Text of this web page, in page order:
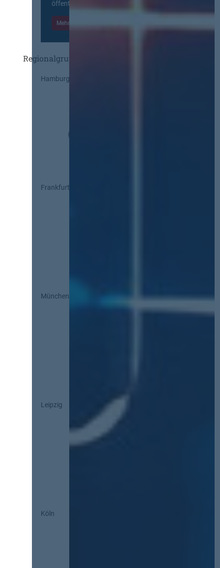
öffentlichen Markt beteiligten Kräften.
Mehr Informationen
Regionalgruppen
Hamburg
Frankfurt
München
Leipzig
Köln